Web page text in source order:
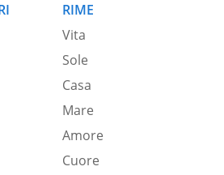
RIME
Vita
Sole
Casa
Mare
Amore
Cuore